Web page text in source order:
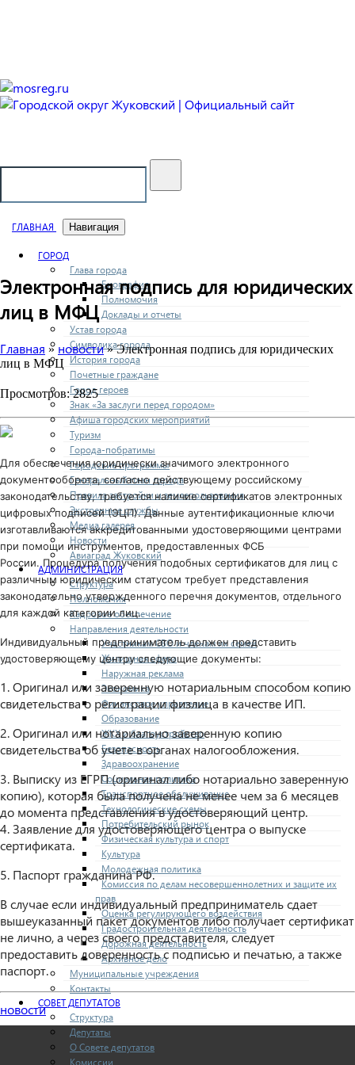
ГЛАВНАЯ Навигация
ГОРОД
Глава города
Биография
Полномочия
Доклады и отчеты
Устав города
Символика города
История города
Почетные граждане
Город героев
Знак «За заслуги перед городом»
Афиша городских мероприятий
Туризм
Города-побратимы
Городские программы
Генеральный план города
Правила застройки и землепользования
Экстренные службы
Медиа галерея
Новости
Авиаград Жуковский
АДМИНИСТРАЦИЯ
Структура
Полномочия
Кадровое обеспечение
Направления деятельности
Участникам СВО и членам их семей
Жилищная сфера
Наружная реклама
Экономика
Финансовое управление
Образование
ЖКХ и благоустройство
Безопасность
Здравоохранение
Социальная политика
Транспортное обслуживание
Технологические схемы
Потребительский рынок
Физическая культура и спорт
Культура
Молодежная политика
Комиссия по делам несовершеннолетних и защите их
прав
Оценка регулирующего воздействия
Градостроительная деятельность
Дорожная деятельность
Архивное дело
Муниципальные учреждения
Контакты
СОВЕТ ДЕПУТАТОВ
Структура
Депутаты
О Совете депутатов
Комиссии
Электронная подпись для юридических
лиц в МФЦ
Главная » новости» Электронная подпись для юридических
лиц в МФЦ
Просмотров: 2825
Для обеспечения юридически значимого электронного
документооборота, согласно действующему российскому
законодательству, требуется наличие сертификатов электронных
цифровых подписей (ЭЦП). Данные аутентификационные ключи
изготавливаются аккредитованными удостоверяющими центрами
при помощи инструментов, предоставленных ФСБ
России.Процедура получения подобных сертификатов для лиц с
различным юридическим статусом требует представления
законодательно утвержденного перечня документов, отдельного
для каждой категории лиц.
Индивидуальный предприниматель должен представить
удостоверяющему центру следующие документы:
1. Оригинал или заверенную нотариальным способом копию
свидетельства о регистрации физлица в качестве ИП.
2. Оригинал или нотариально заверенную копию
свидетельства об учете в органах налогообложения.
3. Выписку из ЕГРП (оригинал либо нотариально заверенную
копию), которая была получена не менее чем за 6 месяцев
до момента представления в удостоверяющий центр.
4. Заявление для удостоверяющего центра о выпуске
сертификата.
5. Паспорт гражданина РФ.
В случае если индивидуальный предприниматель сдает
вышеуказанный пакет документов либо получает сертификат
не лично, а через своего представителя, следует
предоставить доверенность с подписью и печатью, а также
паспорт.
новости